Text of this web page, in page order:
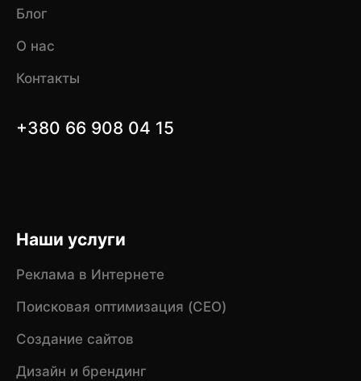
Блог
О нас
Контакты
+380 66 908 04 15
Наши услуги
Реклама в Интернете
Поисковая оптимизация (CEO)
Создание сайтов
Дизайн и брендинг